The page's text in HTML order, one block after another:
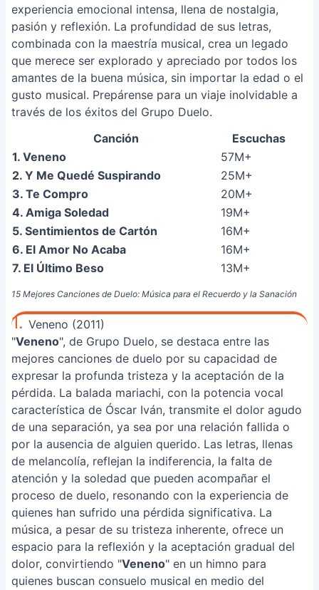
experiencia emocional intensa, llena de nostalgia,
pasión y reflexión. La profundidad de sus letras,
combinada con la maestría musical, crea un legado
que merece ser explorado y apreciado por todos los
amantes de la buena música, sin importar la edad o el
gusto musical. Prepárense para un viaje inolvidable a
través de los éxitos del Grupo Duelo.
15 Mejores Canciones de Duelo: Música para el Recuerdo y la Sanación
Canción
Escuchas
1. Veneno
57M+
2. Y Me Quedé Suspirando
25M+
3. Te Compro
20M+
4. Amiga Soledad
19M+
5. Sentimientos de Cartón
16M+
6. El Amor No Acaba
16M+
7. El Último Beso
13M+
1. Veneno (2011)
"Veneno", de Grupo Duelo, se destaca entre las
mejores canciones de duelo por su capacidad de
expresar la profunda tristeza y la aceptación de la
pérdida. La balada mariachi, con la potencia vocal
característica de Óscar Iván, transmite el dolor agudo
de una separación, ya sea por una relación fallida o
por la ausencia de alguien querido. Las letras, llenas
de melancolía, reflejan la indiferencia, la falta de
atención y la soledad que pueden acompañar el
proceso de duelo, resonando con la experiencia de
quienes han sufrido una pérdida significativa. La
música, a pesar de su tristeza inherente, ofrece un
espacio para la reflexión y la aceptación gradual del
dolor, convirtiendo "Veneno" en un himno para
quienes buscan consuelo musical en medio del